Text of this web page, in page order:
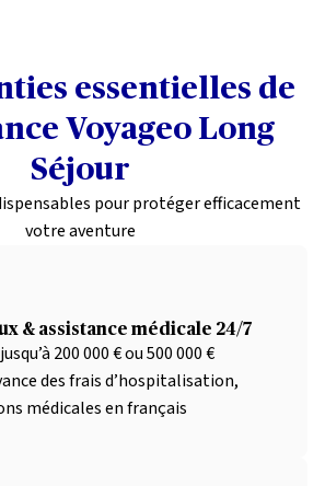
essentielles de
Voyageo Long
Séjour
pour protéger efficacement
votre aventure
& assistance médicale 24/7
200 000 € ou 500 000 €
des frais d’hospitalisation,
médicales en français